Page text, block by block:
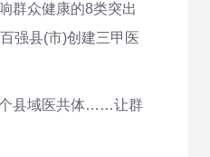
群众健康的8类突出
强县(市)创建三甲医
个县域医共体……让群